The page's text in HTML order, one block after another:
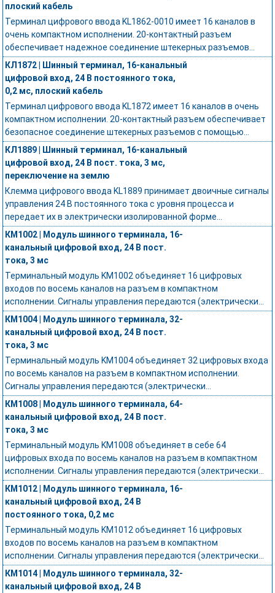
плоский кабель
Терминал цифрового ввода KL1862-0010 имеет 16 каналов в
очень компактном исполнении. 20-контактный разъем
обеспечивает надежное соединение штекерных разъемов...
КЛ1872 | Шинный терминал, 16-канальный
цифровой вход, 24 В постоянного тока,
0,2 мс, плоский кабель
Терминал цифрового ввода KL1872 имеет 16 каналов в очень
компактном исполнении. 20-контактный разъем обеспечивает
безопасное соединение штекерных разъемов с помощью...
КЛ1889 | Шинный терминал, 16-канальный
цифровой вход, 24 В пост. тока, 3 мс,
переключение на землю
Клемма цифрового ввода KL1889 принимает двоичные сигналы
управления 24 В постоянного тока с уровня процесса и
передает их в электрически изолированной форме...
КМ1002 | Модуль шинного терминала, 16-
канальный цифровой вход, 24 В пост.
тока, 3 мс
Терминальный модуль KM1002 объединяет 16 цифровых
входов по восемь каналов на разъем в компактном
исполнении. Сигналы управления передаются (электрически...
КМ1004 | Модуль шинного терминала, 32-
канальный цифровой вход, 24 В пост.
тока, 3 мс
Терминальный модуль KM1004 объединяет 32 цифровых входа
по восемь каналов на разъем в компактном исполнении.
Сигналы управления передаются (электрически...
КМ1008 | Модуль шинного терминала, 64-
канальный цифровой вход, 24 В пост.
тока, 3 мс
Терминальный модуль KM1008 объединяет в себе 64
цифровых входа по восемь каналов на разъем в компактном
исполнении. Сигналы управления передаются (электрически...
КМ1012 | Модуль шинного терминала, 16-
канальный цифровой вход, 24 В
постоянного тока, 0,2 мс
Терминальный модуль KM1012 объединяет 16 цифровых
входов по восемь каналов на разъем в компактном
исполнении. Сигналы управления передаются (электрически...
КМ1014 | Модуль шинного терминала, 32-
канальный цифровой вход, 24 В